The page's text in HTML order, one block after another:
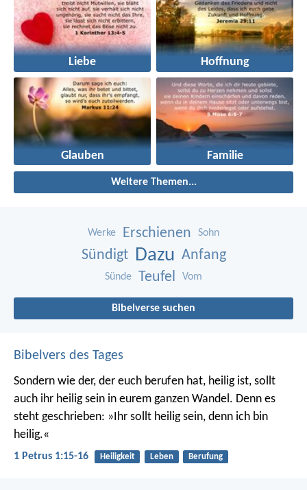
Liebe Hoffnung
Glauben Familie
Weitere Themen...
Werke Erschienen Sohn
Sündigt Dazu Anfang
Sünde Teufel Vom
Bibelverse suchen
Bibelvers des Tages
Sondern wie der, der euch berufen hat, heilig ist, sollt
auch ihr heilig sein in eurem ganzen Wandel. Denn es
steht geschrieben: »Ihr sollt heilig sein, denn ich bin
heilig.«
1 Petrus 1:15-16 Heiligkeit Leben Berufung